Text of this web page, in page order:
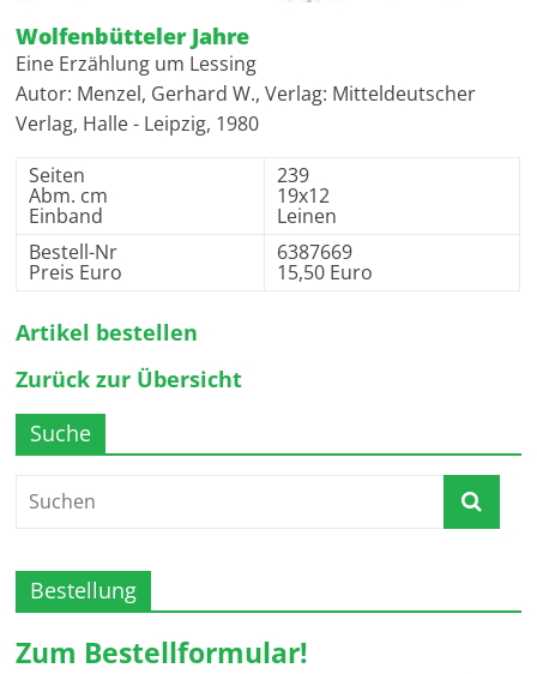
Wolfenbütteler Jahre
Eine Erzählung um Lessing
Autor: Menzel, Gerhard W., Verlag: Mitteldeutscher
Verlag, Halle - Leipzig, 1980
Seiten
Abm. cm
Einband
239
19x12
Leinen
Bestell-Nr
Preis Euro
6387669
15,50 Euro
Artikel bestellen
Zurück zur Übersicht
Suche
Bestellung
Zum Bestellformular!